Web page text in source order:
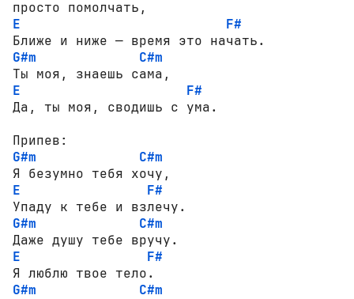
E
F#
G#m
C#m
E
F#
Да, ты моя, сводишь с ума.
G#m
C#m
E
F#
G#m
C#m
E
F#
G#m
C#m